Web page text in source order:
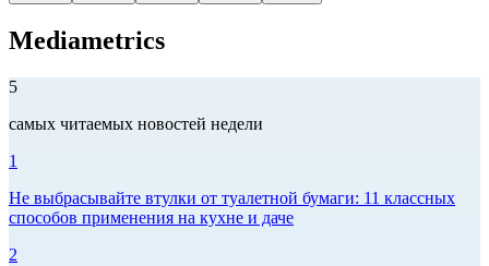
Mediametrics
5
самых читаемых новостей недели
1
Не выбрасывайте втулки от туалетной бумаги: 11 классных
способов применения на кухне и даче
2